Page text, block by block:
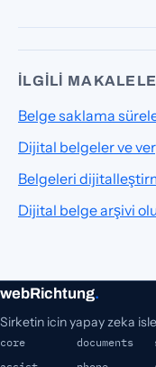
İLGILI
Belge saklama
Dijital belgeler ve
Belgeleri
Dijital belge arşivi
webRichtung.
Sirketin icin yapay zeka
core documents